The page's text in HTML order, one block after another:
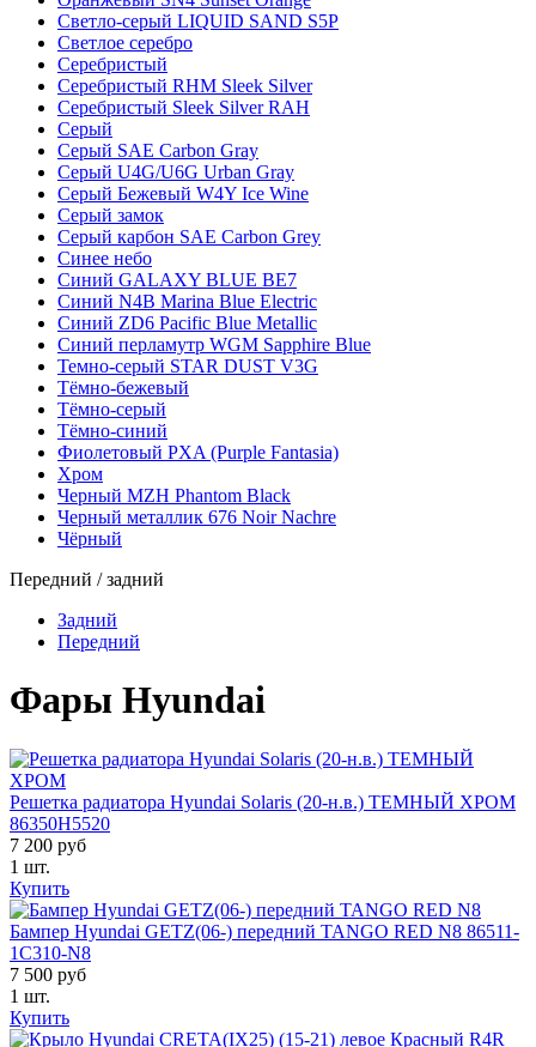
Светло-серый LIQUID SAND S5P
Светлое серебро
Серебристый
Серебристый RHM Sleek Silver
Серебристый Sleek Silver RAH
Серый
Серый SAE Carbon Gray
Серый U4G/U6G Urban Gray
Серый Бежевый W4Y Ice Wine
Серый замок
Серый карбон SAE Carbon Grey
Синее небо
Синий GALAXY BLUE BE7
Синий N4B Marina Blue Electric
Синий ZD6 Pacific Blue Metallic
Синий перламутр WGM Sapphire Blue
Темно-серый STAR DUST V3G
Тёмно-бежевый
Тёмно-серый
Тёмно-синий
Фиолетовый PXA (Purple Fantasia)
Хром
Черный MZH Phantom Black
Черный металлик 676 Noir Nachre
Чёрный
Передний / задний
Задний
Передний
Фары Hyundai
Решетка радиатора Hyundai Solaris (20-н.в.) ТЕМНЫЙ ХРОМ
86350H5520
7 200 руб
1 шт.
Купить
Бампер Hyundai GETZ(06-) передний TANGO RED N8 86511-
1C310-N8
7 500 руб
1 шт.
Купить